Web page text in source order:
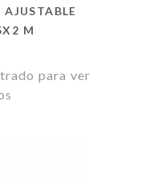
M
para ver